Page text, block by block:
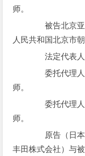
师。
被告北京亚
人民共和国北京市
法定代表人
委托代理人
师。
委托代理人
师。
原告（日本
丰田株式会社）与